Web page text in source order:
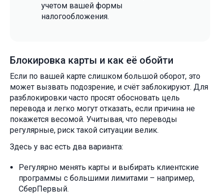
учетом вашей формы
налогообложения.
Блокировка карты и как её обойти
Если по вашей карте слишком большой оборот, это
может вызвать подозрение, и счёт заблокируют. Для
разблокировки часто просят обосновать цель
перевода и легко могут отказать, если причина не
покажется весомой. Учитывая, что переводы
регулярные, риск такой ситуации велик.
Здесь у вас есть два варианта:
Регулярно менять карты и выбирать клиентские
программы с большими лимитами – например,
СберПервый.